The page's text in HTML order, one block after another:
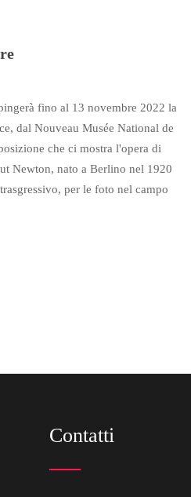
fino al 13 novembre 2022 la
dal Nouveau Musée National de
che ci mostra l'opera di
Newton, nato a Berlino nel 1920
per le foto nel campo
Contatti